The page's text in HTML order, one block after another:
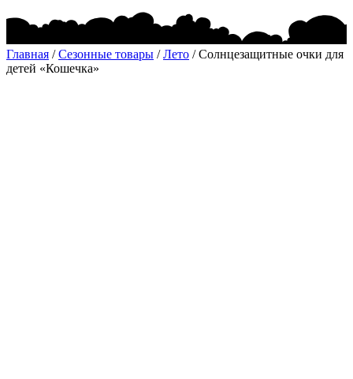
Главная /Сезонные товары /Лето / Солнцезащитные очки для
детей «Кошечка»